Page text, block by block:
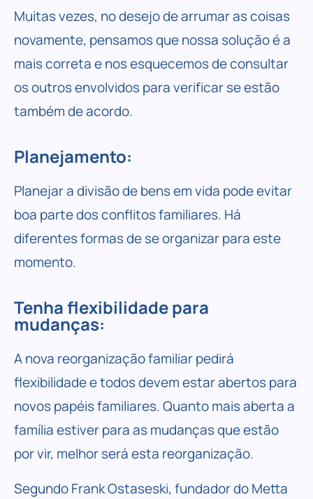
Muitas vezes, no desejo de arrumar as coisas
novamente, pensamos que nossa solução é a
mais correta e nos esquecemos de consultar
os outros envolvidos para verificar se estão
também de acordo.
Planejamento:
Planejar a divisão de bens em vida pode evitar
boa parte dos conflitos familiares. Há
diferentes formas de se organizar para este
momento.
Tenha flexibilidade para
mudanças:
A nova reorganização familiar pedirá
flexibilidade e todos devem estar abertos para
novos papéis familiares. Quanto mais aberta a
família estiver para as mudanças que estão
por vir, melhor será esta reorganização.
Segundo Frank Ostaseski, fundador doMetta